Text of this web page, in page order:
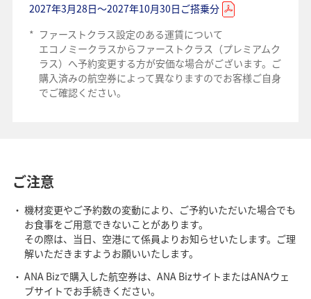
2027年3月28日～2027年10月30日ご搭乗分
* ファーストクラス設定のある運賃について
エコノミークラスからファーストクラス（プレミアムク
ラス）へ予約変更する方が安価な場合がございます。ご
購入済みの航空券によって異なりますのでお客様ご自身
でご確認ください。
ご注意
機材変更やご予約数の変動により、ご予約いただいた場合でも
お食事をご用意できないことがあります。
その際は、当日、空港にて係員よりお知らせいたします。ご理
解いただきますようお願いいたします。
ANA Bizで購入した航空券は、ANA BizサイトまたはANAウェ
ブサイトでお手続きください。